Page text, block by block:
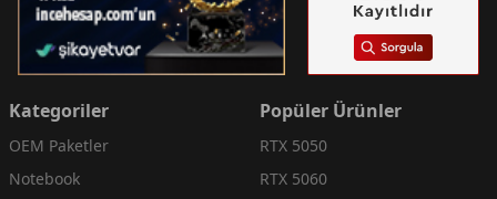
Kategoriler
OEM Paketler
Notebook
Popüler Ürünler
RTX 5050
RTX 5060